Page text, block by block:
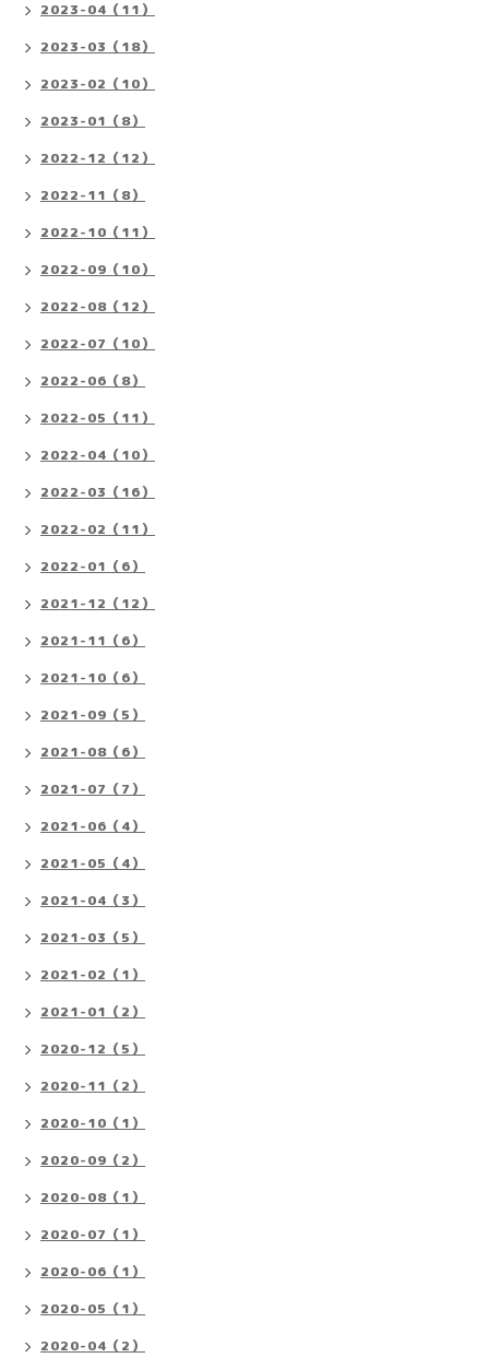
2023-04（11）
2023-03（18）
2023-02（10）
2023-01（8）
2022-12（12）
2022-11（8）
2022-10（11）
2022-09（10）
2022-08（12）
2022-07（10）
2022-06（8）
2022-05（11）
2022-04（10）
2022-03（16）
2022-02（11）
2022-01（6）
2021-12（12）
2021-11（6）
2021-10（6）
2021-09（5）
2021-08（6）
2021-07（7）
2021-06（4）
2021-05（4）
2021-04（3）
2021-03（5）
2021-02（1）
2021-01（2）
2020-12（5）
2020-11（2）
2020-10（1）
2020-09（2）
2020-08（1）
2020-07（1）
2020-06（1）
2020-05（1）
2020-04（2）